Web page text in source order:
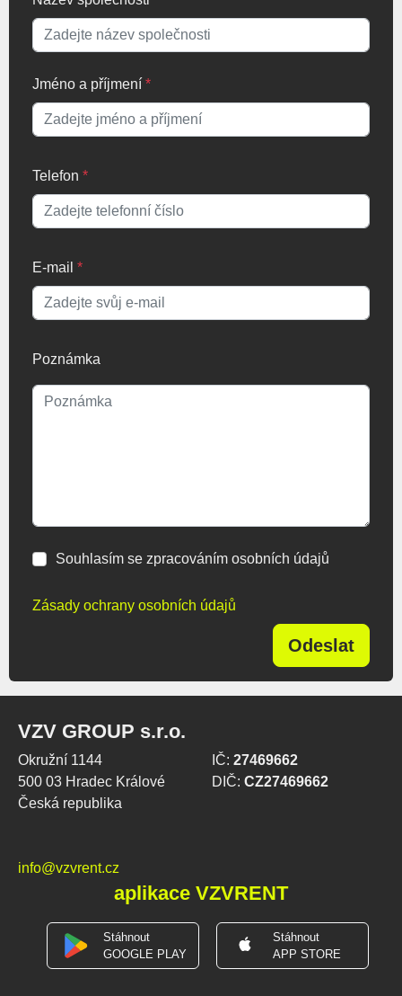
Jméno a příjmení *
Telefon *
E-mail *
Poznámka
Souhlasím se zpracováním osobních údajů
Zásady ochrany osobních údajů
Odeslat
VZV GROUP s.r.o.
Okružní 1144
500 03 Hradec Králové
Česká republika
IČ: 27469662
DIČ: CZ27469662
info@vzvrent.cz
aplikace VZVRENT
Stáhnout
GOOGLE PLAY
Stáhnout
APP STORE